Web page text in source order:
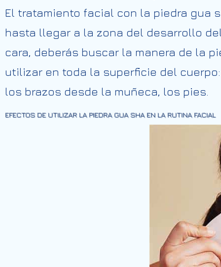
El tratamiento facial con la piedra gua
hasta llegar a la zona del desarrollo
cara, deberás buscar la manera de la
utilizar en toda la superficie del
los brazos desde la muñeca, los pies.
EFECTOS DE UTILIZAR LA PIEDRA GUA SHA EN LA RUTINA FACIAL